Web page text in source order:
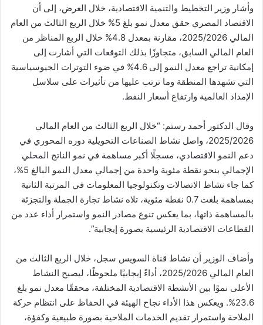
وأشار وزير التخطيط والتنمية الاقتصادية، خلال العرض، إلى أن
الاقتصاد المصري حقق معدل نمو بلغ 5% خلال الربع الثالث من العام
المالي 2025/2026، مقارنة بمعدل 4.8% خلال الربع المناظر من
العام المالي السابق، متجاوزًا بذلك التوقعات التي أشارت إلى
إمكانية تراجع معدل النمو إلى 4.6% في ضوء التوترات الجيوسياسية
التي تشهدها المنطقة وما ترتب عليها من تأثيرات على سلاسل
الإمداد العالمية وارتفاع أسعار النفط.
وقال الدكتور أحمد رستم: “خلال الربع الثالث من العام المالي
2025/2026، واصل نشاط الصناعات التحويلية دوره المحوري في
دعم النمو الاقتصادي، مسجلًا أكبر مساهمة في نمو الناتج المحلي
الإجمالي بنحو نقطة مئوية واحدة من إجمالي معدل النمو البالغ 5%،
كما جاء نشاط الاتصالات وتكنولوجيا المعلومات في المرتبة الثانية
بمساهمة بلغت 0.7 نقطة مئوية، تلاه نشاط تجارة الجملة والتجزئة
بالمساهمة ذاتها، بما يعكس تنوع مصادر النمو واستمرار أداء عدد من
القطاعات الاقتصادية الرئيسية بصورة إيجابية”.
وأضاف الوزير أن نشاط قناة السويس سجل، خلال الربع الثالث من
العام المالي 2025/2026، أداءً إيجابيًا ملحوظًا، ليصبح النشاط
الأعلى نموًا بين الأنشطة الاقتصادية المختلفة، محققًا معدل نمو بلغ
23.6%. ويعكس هذا الأداء نجاح الهيئة في الحفاظ على انتظام حركة
الملاحة واستمرار تقديم الخدمات الملاحية بصورة طبيعية وكفؤة،